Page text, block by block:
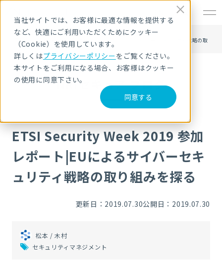
当社サイトでは、お客様に最適な情報を提供する
など、快適にご利用いただくためにクッキー
（Cookie）を使用しています。
詳しくはプライバシーポリシーをご覧ください。
本サイトをご利用になる場合、お客様はクッキー
の使用に同意下さい。
同意する
HOME
NRIセキュア ブログ
ETSI Security Week 2019 参加レポート|EUによるサイバーセキュリティ戦略の取
り組みを探る
NRIセキュア ブログ
ETSI Security Week 2019 参加
レポート|EUによるサイバーセキ
ュリティ戦略の取り組みを探る
更新日：2019.07.30公開日：2019.07.30
松本 / 木村
セキュリティマネジメント